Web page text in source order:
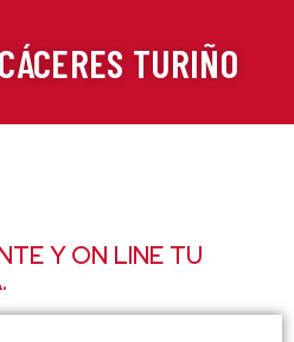
TURIÑO
Y ON LINE TU